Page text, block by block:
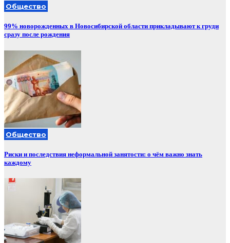
Общество
99% новорожденных в Новосибирской области прикладывают к груди
сразу после рождения
Общество
Риски и последствия неформальной занятости: о чём важно знать
каждому